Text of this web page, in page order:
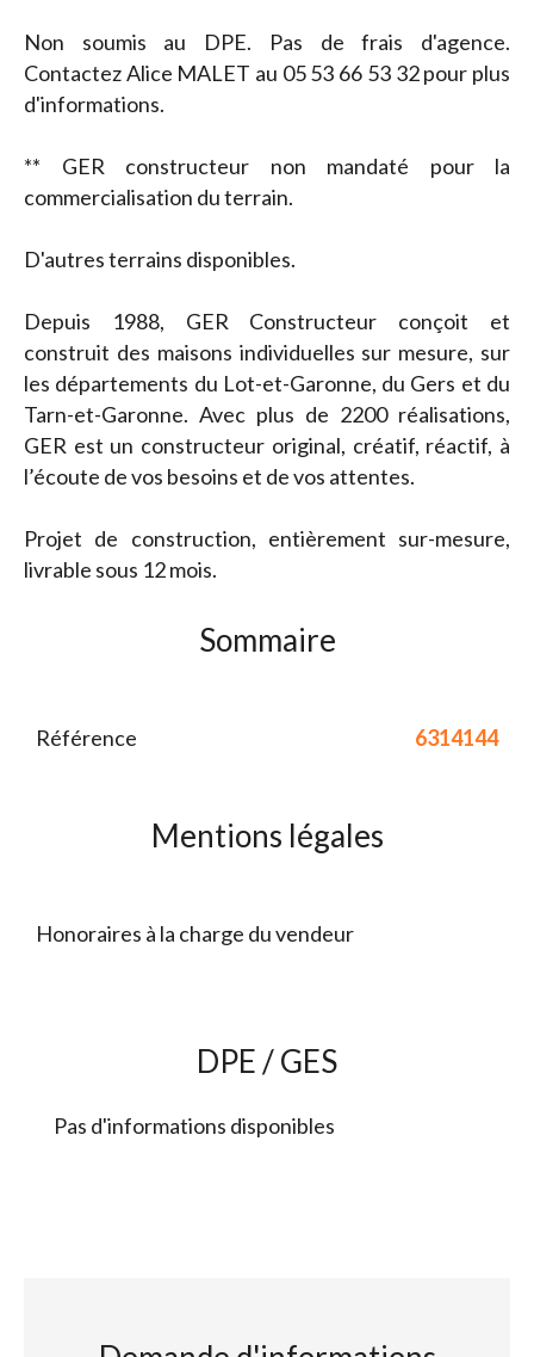
Non soumis au DPE. Pas de frais d'agence.
Contactez Alice MALET au 05 53 66 53 32 pour plus
d'informations.
** GER constructeur non mandaté pour la
commercialisation du terrain.
D'autres terrains disponibles.
Depuis 1988, GER Constructeur conçoit et
construit des maisons individuelles sur mesure, sur
les départements du Lot-et-Garonne, du Gers et du
Tarn-et-Garonne. Avec plus de 2200 réalisations,
GER est un constructeur original, créatif, réactif, à
l’écoute de vos besoins et de vos attentes.
Projet de construction, entièrement sur-mesure,
livrable sous 12 mois.
Sommaire
Référence 6314144
Mentions légales
Honoraires à la charge du vendeur
DPE / GES
Pas d'informations disponibles